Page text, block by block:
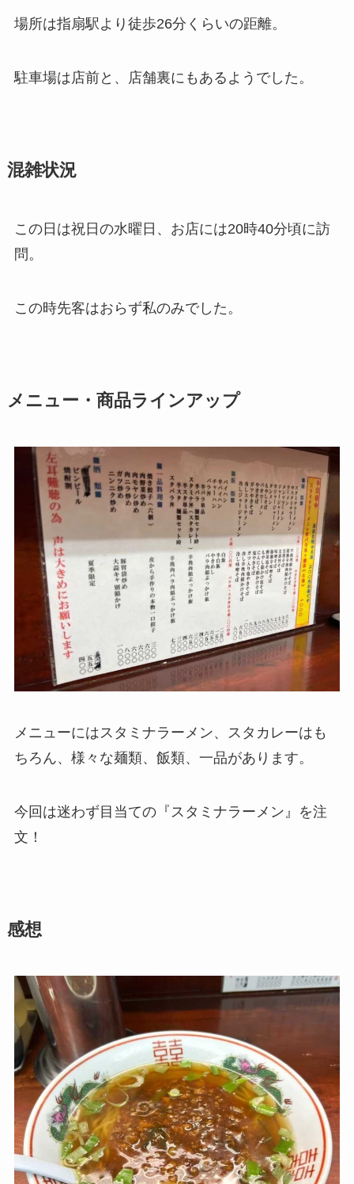
場所は指扇駅より徒歩26分くらいの距離。
駐車場は店前と、店舗裏にもあるようでした。
混雑状況
この日は祝日の水曜日、お店には20時40分頃に訪
問。
この時先客はおらず私のみでした。
メニュー・商品ラインアップ
メニューにはスタミナラーメン、スタカレーはも
ちろん、様々な麺類、飯類、一品があります。
今回は迷わず目当ての『スタミナラーメン』を注
文！
感想